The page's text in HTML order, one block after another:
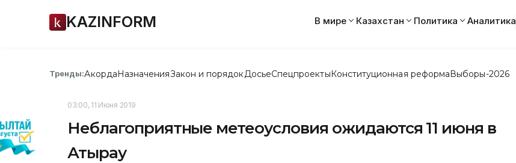
KAZINFORM В мире Казахстан Политика Аналитика
Тренды:АкордаНазначенияЗакон и порядок ДосьеСпецпроектыКонституционная реформаВыборы-2026
03:00, 11 Июня 2019
Неблагоприятные метеоусловия ожидаются 11 июня в
Атырау